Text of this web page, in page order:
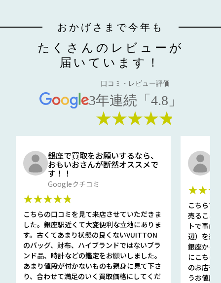
おかげさまで今年も
たくさんのレビューが
届いています！
口コミ・レビュー評価
3年連続「4.8」
★★★★★
銀座で買取をお願いするなら、
おもいおさんが断然オススメで
す！！
Googleクチコミ
★★★★★
こちらの口コミを見て来店させていただきま
した。銀座駅近くて大変便利な立地にありま
す。古くてあまり状態の良くないVUITTON
のバッグ、財布、ハイブランドではないブラ
ンド品、時計などの鑑定をお願いしました。
あまり値段が付かないものも親身に見て下さ
り、合わせて満足のいく買取価格にしてくだ
こちらで
売ること
トで事前
辺）を選
銀座から
にこちら
のお店も
うお値段